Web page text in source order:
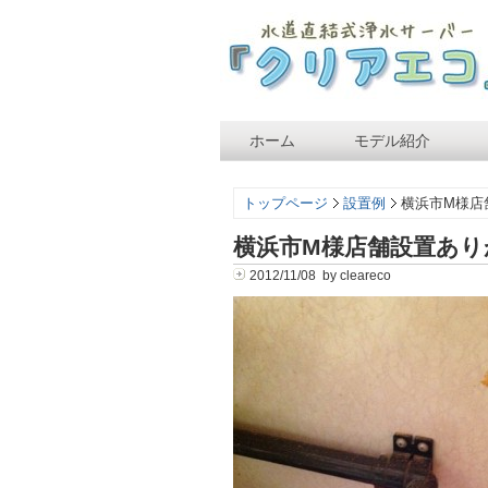
ホーム モデル紹介
トップページ 設置例 横浜市M様店
横浜市M様店舗設置あ
2012/11/08 by cleareco